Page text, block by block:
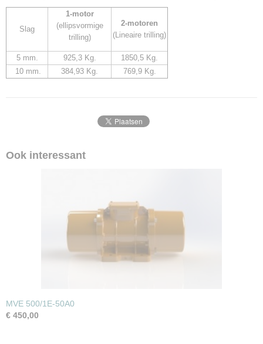
Slag
1-motor
(ellipsvormige
trilling)
2-motoren
(Lineaire trilling)
5 mm. 925,3 Kg.
1850,5 Kg.
10 mm.
384,93 Kg. 769,9 Kg.
Ook interessant
MVE 500/1E-50A0
€ 450,00